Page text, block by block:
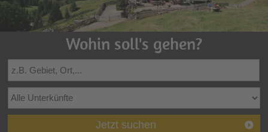
Wohin soll's gehen?
Jetzt suchen